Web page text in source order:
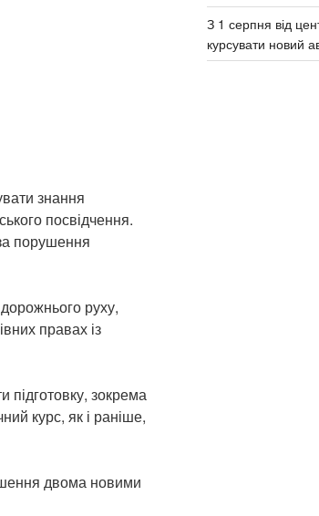
знання
посвідчення.
порушення
руху,
правах із
підготовку, зокрема
курс, як і раніше,
двома новими
З 1 серпня від
курсувати новий